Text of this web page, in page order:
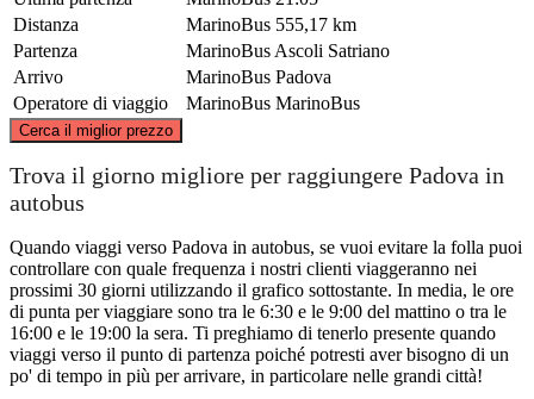
Distanza
MarinoBus 555,17 km
Partenza
MarinoBus Ascoli Satriano
Arrivo
MarinoBus Padova
Operatore di viaggio
MarinoBus MarinoBus
Cerca il miglior prezzo
©CARTO, ©OpenStreetMap
Trova il giorno migliore per raggiungere Padova in
autobus
Quando viaggi verso Padova in autobus, se vuoi evitare la folla puoi
controllare con quale frequenza i nostri clienti viaggeranno nei
prossimi 30 giorni utilizzando il grafico sottostante. In media, le ore
di punta per viaggiare sono tra le 6:30 e le 9:00 del mattino o tra le
16:00 e le 19:00 la sera. Ti preghiamo di tenerlo presente quando
viaggi verso il punto di partenza poiché potresti aver bisogno di un
po' di tempo in più per arrivare, in particolare nelle grandi città!